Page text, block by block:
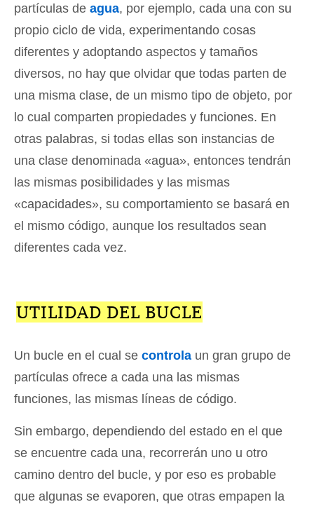
partículas de agua, por ejemplo, cada una con su
propio ciclo de vida, experimentando cosas
diferentes y adoptando aspectos y tamaños
diversos, no hay que olvidar que todas parten de
una misma clase, de un mismo tipo de objeto, por
lo cual comparten propiedades y funciones. En
otras palabras, si todas ellas son instancias de
una clase denominada «agua», entonces tendrán
las mismas posibilidades y las mismas
«capacidades», su comportamiento se basará en
el mismo código, aunque los resultados sean
diferentes cada vez.
UTILIDAD DEL BUCLE
Un bucle en el cual se controla un gran grupo de
partículas ofrece a cada una las mismas
funciones, las mismas líneas de código.
Sin embargo, dependiendo del estado en el que
se encuentre cada una, recorrerán uno u otro
camino dentro del bucle, y por eso es probable
que algunas se evaporen, que otras empapen la